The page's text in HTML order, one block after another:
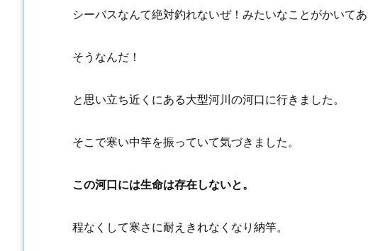
シーバスなんて絶対釣れないぜ！みたいなことがかいて
そうなんだ！
と思い立ち近くにある大型河川の河口に行きました。
そこで寒い中竿を振っていて気づきました。
この河口には生命は存在しないと。
程なくして寒さに耐えきれなくなり納竿。